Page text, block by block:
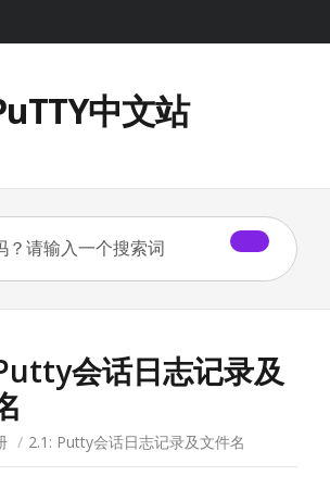
中文站
会话日志记录及
/ 2.1: Putty会话日志记录及文件名